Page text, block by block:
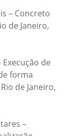
– Concreto
de Janeiro,
de
forma
de Janeiro,
–